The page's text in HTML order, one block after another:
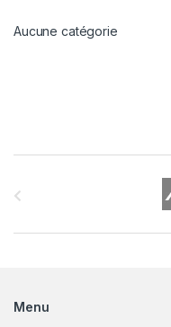
Aucune catégorie
Menu